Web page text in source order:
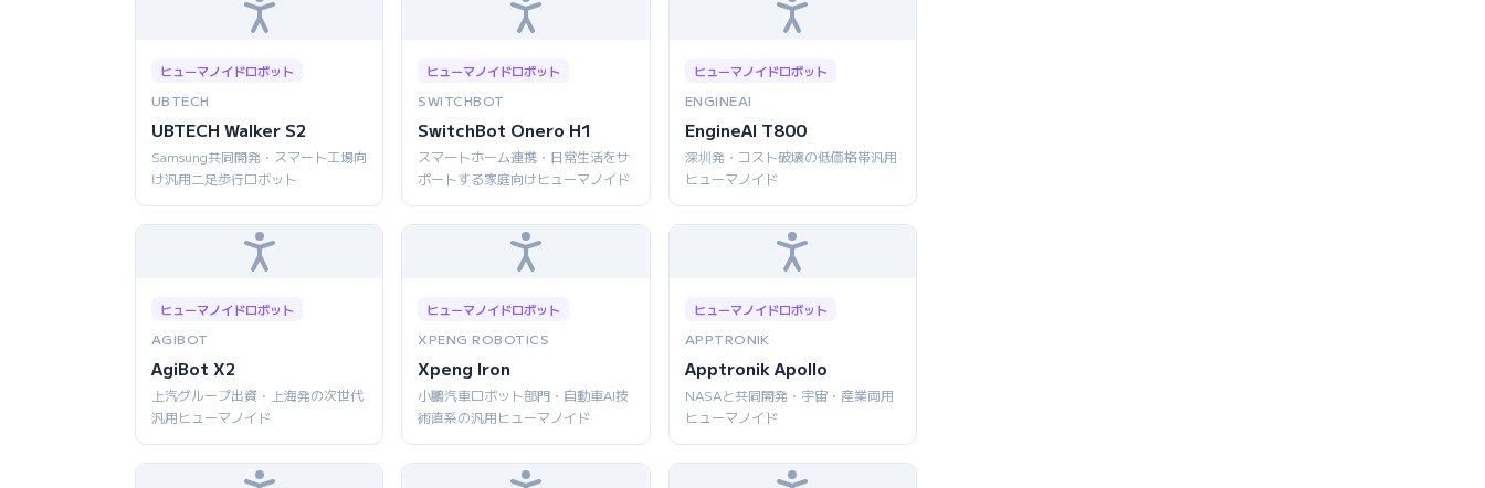
ヒューマノイドロボット
UBTECH
UBTECH Walker S2
Samsung共同開発・スマート工場向
け汎用二足歩行ロボット
ヒューマノイドロボット
SWITCHBOT
SwitchBot Onero H1
スマートホーム連携・日常生活をサ
ポートする家庭向けヒューマノイド
ヒューマノイドロボット
ENGINEAI
EngineAI T800
深圳発・コスト破壊の低価格帯汎用
ヒューマノイド
ヒューマノイドロボット
AGIBOT
AgiBot X2
上汽グループ出資・上海発の次世代
汎用ヒューマノイド
ヒューマノイドロボット
XPENG ROBOTICS
Xpeng Iron
小鵬汽車ロボット部門・自動車AI技
術直系の汎用ヒューマノイド
ヒューマノイドロボット
APPTRONIK
Apptronik Apollo
NASAと共同開発・宇宙・産業両用
ヒューマノイド